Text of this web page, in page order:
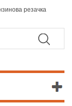
резачка